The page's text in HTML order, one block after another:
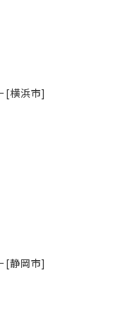
[横浜市]
[静岡市]